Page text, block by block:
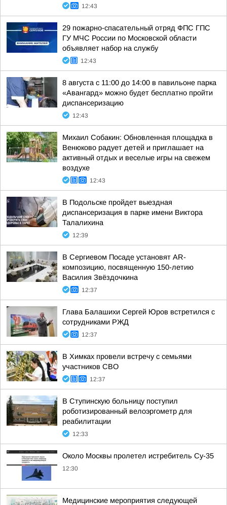
12:43
29 пожарно-спасательный отряд ФПС ГПС
ГУ МЧС России по Московской области
объявляет набор на службу
12:43
8 августа с 11:00 до 14:00 в павильоне парка
«Авангард» можно будет бесплатно пройти
диспансеризацию
12:43
Михаил Собакин: Обновленная площадка в
Венюково радует детей и приглашает на
активный отдых и веселые игры на свежем
воздухе
12:43
В Подольске пройдет выездная
диспансеризация в парке имени Виктора
Талалихина
12:39
В Сергиевом Посаде установят AR-
композицию, посвященную 150-летию
Василия Звёздочкина
12:37
Глава Балашихи Сергей Юров встретился с
сотрудниками РЖД
12:37
В Химках провели встречу с семьями
участников СВО
12:37
В Ступинскую больницу поступил
роботизированный велоэргометр для
реабилитации
12:33
Около Москвы пролетел истребитель Су-35
12:30
Медицинские мероприятия следующей